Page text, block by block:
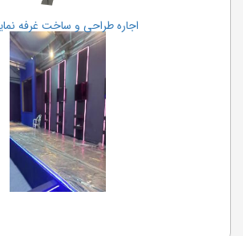
اجاره طراحی و ساخت غرفه